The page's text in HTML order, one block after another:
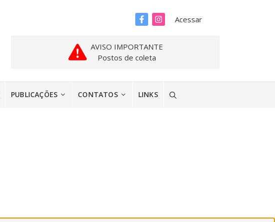
Acessar
AVISO IMPORTANTE
Postos de coleta
PUBLICAÇÕES CONTATOS LINKS